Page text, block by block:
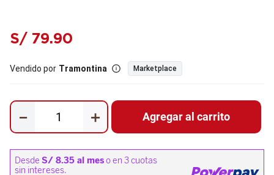
S/ 79.90
Vendido por Tramontina Marketplace
＋
－ Agregar al carrito